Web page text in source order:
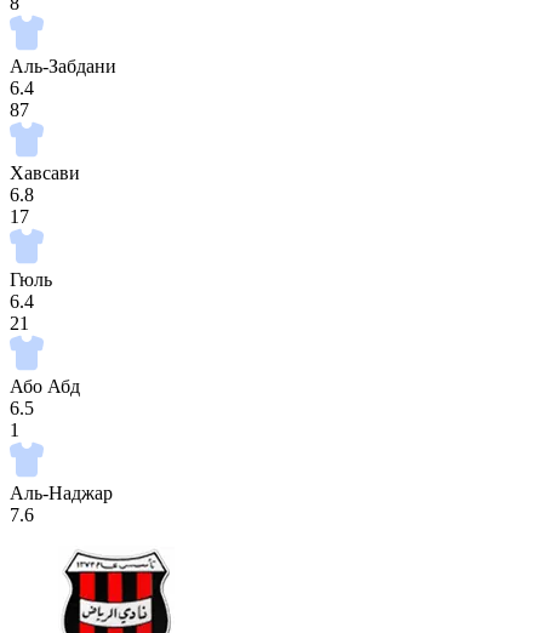
Аль-Забдани
6.4
87
Хавсави
6.8
17
Гюль
6.4
21
Або Абд
6.5
1
Аль-Наджар
7.6